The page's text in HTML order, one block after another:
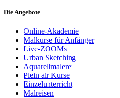
Die Angebote
Online-Akademie
Malkurse für Anfänger
Live-ZOOMs
Urban Sketching
Aquarellmalerei
Plein air Kurse
Einzelunterricht
Malreisen